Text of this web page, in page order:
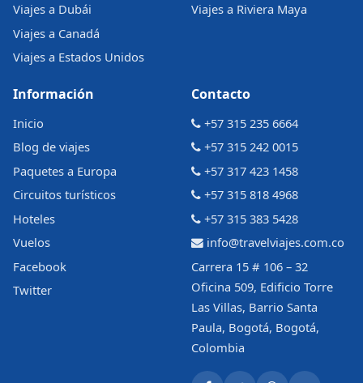
Viajes a Dubái
Viajes a Canadá
Viajes a Estados Unidos
Viajes a Riviera Maya
Información
Inicio
Blog de viajes
Paquetes a Europa
Circuitos turísticos
Hoteles
Vuelos
Facebook
Twitter
Contacto
+57 315 235 6664
+57 315 242 0015
+57 317 423 1458
+57 315 818 4968
+57 315 383 5428
info@travelviajes.com.co
Carrera 15 # 106 – 32
Oficina 509, Edificio Torre
Las Villas, Barrio Santa
Paula, Bogotá, Bogotá,
Colombia